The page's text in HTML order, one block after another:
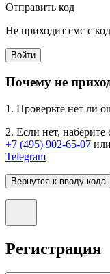
Отправить код
Не приходит смс с
Войти
Почему не
1. Проверьте нет ли
2. Если нет,
+7 (495) 902-65-07
Telegram
Вернутся к вводу кода
Регистрация